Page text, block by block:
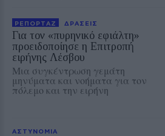
ΡΕΠΟΡΤΑΖ ΔΡΑΣΕΙΣ
Για τον «πυρηνικό εφιάλτη»
προειδοποίησε η Επιτροπή
ειρήνης Λέσβου
Μια συγκέντρωση γεμάτη
μηνύματα και νοήματα για τον
πόλεμο και την ειρήνη
ΑΣΤΥΝΟΜΙΑ